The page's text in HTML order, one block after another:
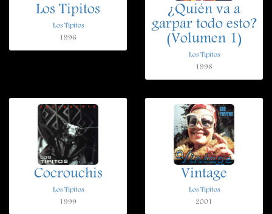
Los Tipitos
Los Tipitos
1996
¿Quién va a
garpar todo esto?
(Volumen 1)
Los Tipitos
1998
Cocrouchis
Los Tipitos
1999
Vintage
Los Tipitos
2001